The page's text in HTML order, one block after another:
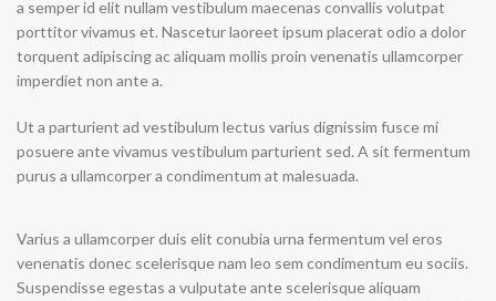
a semper id elit nullam vestibulum maecenas convallis volutpat
porttitor vivamus et. Nascetur laoreet ipsum placerat odio a dolor
torquent adipiscing ac aliquam mollis proin venenatis ullamcorper
imperdiet non ante a.
Ut a parturient ad vestibulum lectus varius dignissim fusce mi
posuere ante vivamus vestibulum parturient sed. A sit fermentum
purus a ullamcorper a condimentum at malesuada.
Varius a ullamcorper duis elit conubia urna fermentum vel eros
venenatis donec scelerisque nam leo sem condimentum eu sociis.
Suspendisse egestas a vulputate ante scelerisque aliquam